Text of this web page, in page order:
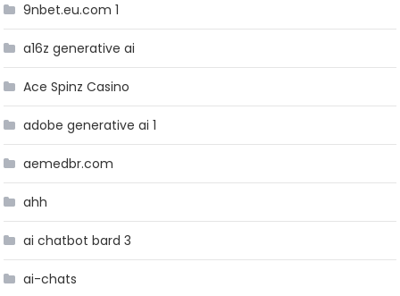
9nbet.eu.com 1
a16z generative ai
Ace Spinz Casino
adobe generative ai 1
aemedbr.com
ahh
ai chatbot bard 3
ai-chats